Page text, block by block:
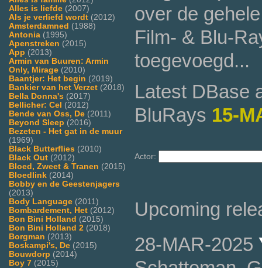
Alles is liefde (2007)
Als je verliefd wordt (2012)
Amsterdamned (1988)
Antonia (1995)
Apenstreken (2015)
App (2013)
Armin van Buuren: Armin
Only, Mirage (2010)
Baantjer: Het begin (2019)
Bankier van het Verzet (2018)
Bella Donna's (2017)
Bellicher: Cel (2012)
Bende van Oss, De (2011)
Beyond Sleep (2016)
Bezeten - Het gat in de muur
(1969)
Black Butterflies (2010)
Black Out (2012)
Bloed, Zweet & Tranen (2015)
Bloedlink (2014)
Bobby en de Geestenjagers
(2013)
Body Language (2011)
Bombardement, Het (2012)
Bon Bini Holland (2015)
Bon Bini Holland 2 (2018)
Borgman (2013)
Boskampi's, De (2015)
Bouwdorp (2014)
Boy 7 (2015)
over de
Film- & Blu-
toegevoegd...
Latest DBase
BluRays 15-
Actor:
Upcoming
28-MAR-2025